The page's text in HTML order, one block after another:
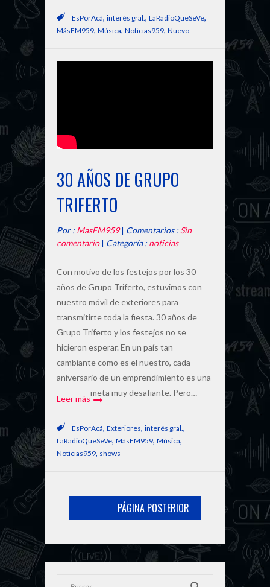
EsPorAcá, interés gral., LaRadioQueSeVe,
MásFM959, Música, Noticias959, Nuevo
30 AÑOS DE GRUPO
TRIFERTO
Por : MasFM959| Comentarios : Sin
comentario| Categoría : noticias
Con motivo de los festejos por los 30
años de Grupo Triferto, estuvimos con
nuestro móvil de exteriores para
transmitirte toda la fiesta. 30 años de
Grupo Triferto y los festejos no se
hicieron esperar. En un país tan
cambiante como es el nuestro, cada
aniversario de un emprendimiento es una
meta muy desafiante. Pero…
Leer más
EsPorAcá, Exteriores, interés gral.,
LaRadioQueSeVe, MásFM959, Música,
Noticias959, shows
PÁGINA POSTERIOR